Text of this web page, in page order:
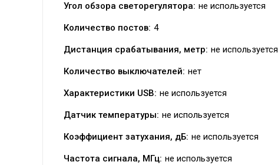
Угол обзора светорегулятора: не используется
Количество постов: 4
Дистанция срабатывания, метр: не используется
Количество выключателей: нет
Характеристики USB: не используется
Датчик температуры: не используется
Коэффициент затухания, дБ: не используется
Частота сигнала, МГц: не используется